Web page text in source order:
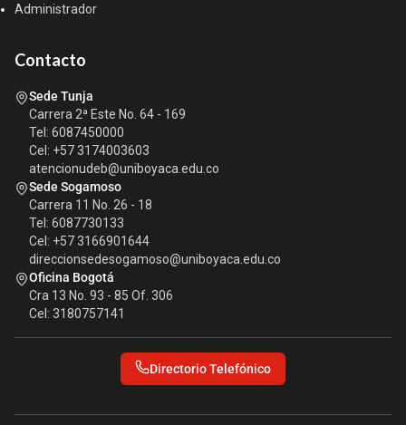
Administrador
Contacto
Sede Tunja
Carrera 2ª Este No. 64 - 169
Tel: 6087450000
Cel: +57 3174003603
atencionudeb@uniboyaca.edu.co
Sede Sogamoso
Carrera 11 No. 26 - 18
Tel: 6087730133
Cel: +57 3166901644
direccionsedesogamoso@uniboyaca.edu.co
Oficina Bogotá
Cra 13 No. 93 - 85 Of. 306
Cel: 3180757141
Directorio Telefónico